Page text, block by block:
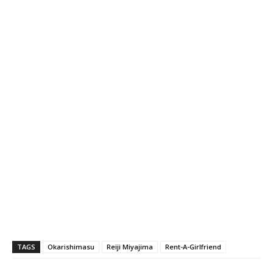
TAGS Okarishimasu Reiji Miyajima Rent-A-Girlfriend